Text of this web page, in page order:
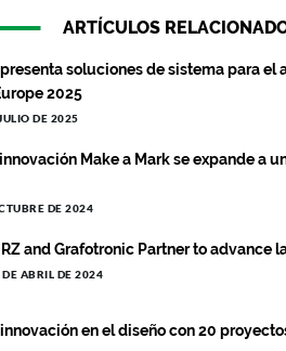
ARTÍCULOS
presenta soluciones de sistema para
2025
DE 2025
Make a Mark se expande a
DE 2024
and Grafotronic Partner to
DE ABRIL DE 2024
innovación en el diseño con 20